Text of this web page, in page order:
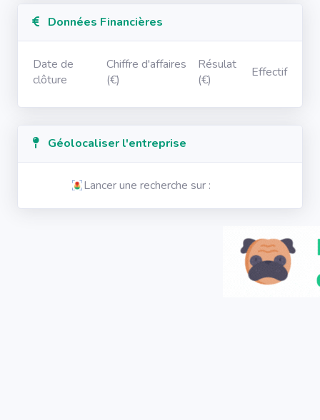
Données Financières
Date de
clôture
Chiffre d'affaires
(€)
Résulat
(€)
Effectif
Géolocaliser l'entreprise
Lancer une recherche sur :